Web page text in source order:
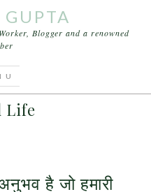
Blogger and a renowned
Life
है जो हमारी